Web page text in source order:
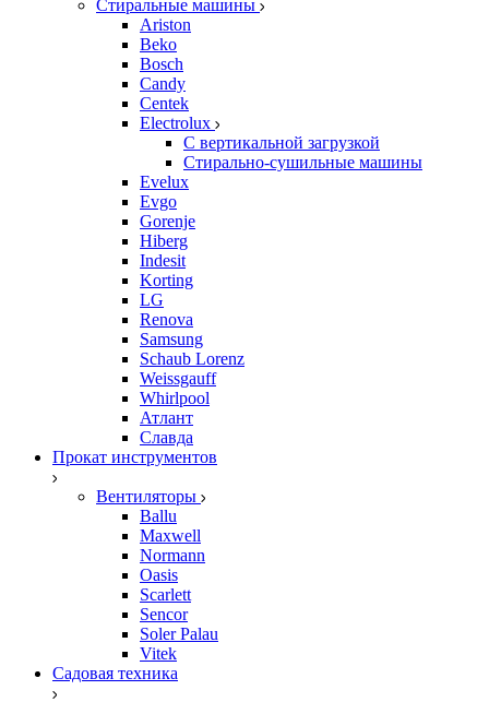
Стиральные машины
Ariston
Beko
Bosch
Candy
Centek
Electrolux
С вертикальной загрузкой
Стирально-сушильные машины
Evelux
Evgo
Gorenje
Hiberg
Indesit
Korting
LG
Renova
Samsung
Schaub Lorenz
Weissgauff
Whirlpool
Атлант
Славда
Прокат инструментов
Вентиляторы
Ballu
Maxwell
Normann
Oasis
Scarlett
Sencor
Soler Palau
Vitek
Садовая техника